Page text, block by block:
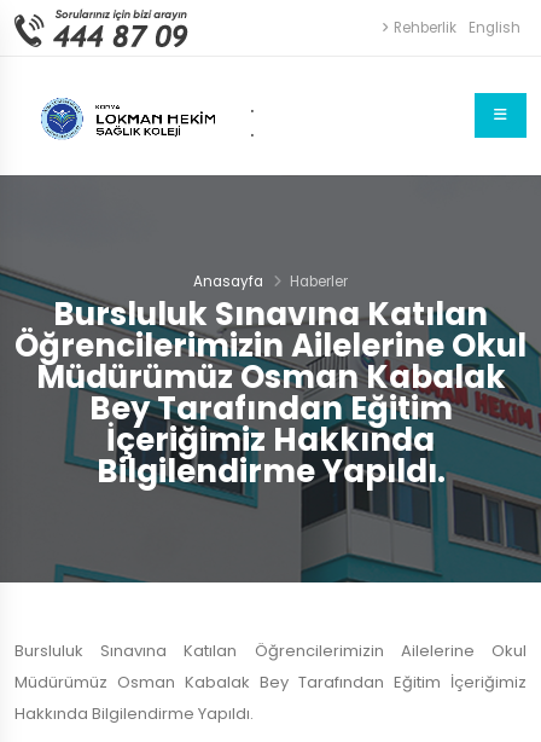
Rehberlik English
.
.
Bursluluk Sınavına Katılan
Öğrencilerimizin Ailelerine Okul
Müdürümüz Osman Kabalak
Bey Tarafından Eğitim
İçeriğimiz Hakkında
Bilgilendirme Yapıldı.
Anasayfa Haberler
Bursluluk Sınavına Katılan Öğrencilerimizin Ailelerine Okul
Müdürümüz Osman Kabalak Bey Tarafından Eğitim İçeriğimiz
Hakkında Bilgilendirme Yapıldı.